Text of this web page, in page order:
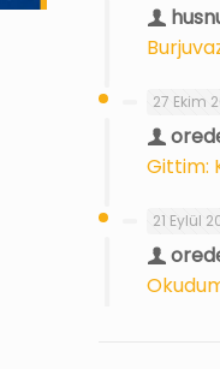
27 Ekim
Gittim:
21 Eylül